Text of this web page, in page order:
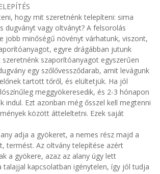
hogy mit szeretnénk telepíteni: sima
dugványt vagy oltványt? A felsorolás
jobb minőségű növényt várhatunk, viszont,
egyre drágábban jutunk
szeretnénk szaporítóanyagot egyszerűen
egy szőlővessződarab, amit levágunk
tartott tőről, és elültetjük. Ha jól
meggyökeresedik, és 2-3 hónapon
indul. Ezt azonban még ősszel kell megtenni
között átteleltetni. Ezek saját
adja a gyökeret, a nemes rész majd a
termést. Az oltvány telepítése azért
a gyökere, azaz az alany úgy lett
talajjal kapcsolatban igénytelen, így jól tudja